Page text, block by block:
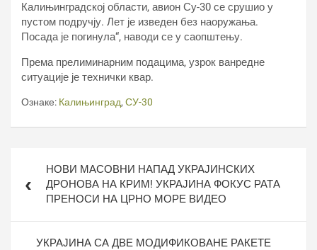
Калињинградској области, авион Су-30 се срушио у
пустом подручју. Лет је изведен без наоружања.
Посада је погинула“, наводи се у саопштењу.
Према прелиминарним подацима, узрок ванредне
ситуације је технички квар.
Ознаке: Калињинград, СУ-30
чланкаНОВИ МАСОВНИ НАПАД УКРАЈИНСКИХ
ДРОНОВА НА КРИМ! УКРАЈИНА ФОКУС РАТА
ПРЕНОСИ НА ЦРНО МОРЕ ВИДЕО
УКРАЈИНА СА ДВЕ МОДИФИКОВАНЕ РАКЕТЕ